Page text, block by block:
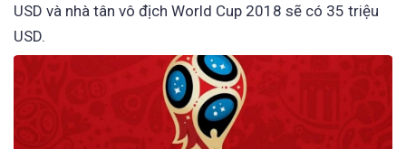
USD và nhà tân vô địch World Cup 2018 sẽ có 35 triệu
USD.